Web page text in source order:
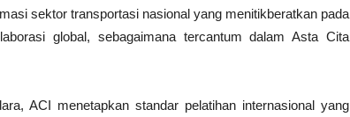
sektor transportasi nasional yang menitikberatkan pada
global, sebagaimana tercantum dalam Asta Cita
ACI menetapkan standar pelatihan internasional yang